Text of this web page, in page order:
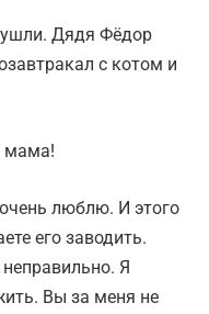
Дядя Фёдор
с котом и
мама!
люблю. И этого
его заводить.
Я
Вы за меня не